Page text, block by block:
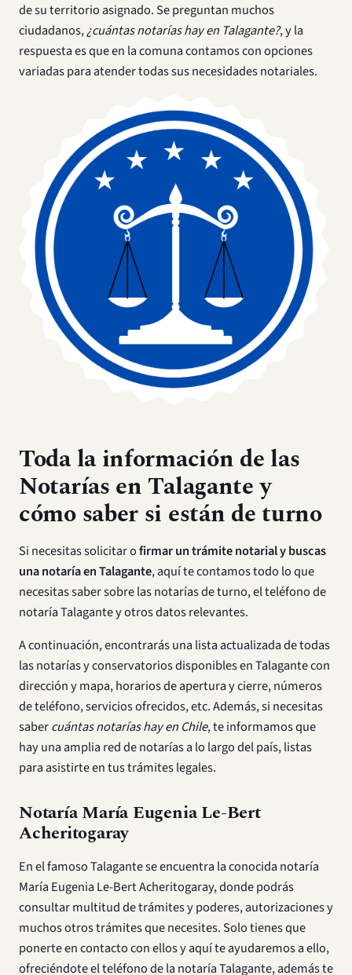
de su territorio asignado. Se preguntan muchos
ciudadanos,¿cuántas notarías hay en Talagante?, y la
respuesta es que en la comuna contamos con opciones
variadas para atender todas sus necesidades notariales.
Toda la información de las
Notarías en Talagantey
cómo saber si están de turno
Si necesitas solicitar ofirmar un trámite notarial y buscas
una notaría en Talagante, aquí te contamos todo lo que
necesitas saber sobre las notarías de turno, el teléfono de
notaría Talagante y otros datos relevantes.
A continuación, encontrarás una lista actualizada de todas
las notarías y conservatorios disponibles en Talagante con
dirección y mapa, horarios de apertura y cierre, números
de teléfono, servicios ofrecidos, etc. Además, si necesitas
sabercuántas notarías hay en Chile, te informamos que
hay una amplia red de notarías a lo largo del país, listas
para asistirte en tus trámites legales.
Notaría María Eugenia Le-Bert
Acheritogaray
En el famoso Talagante se encuentra la conocida notaría
María Eugenia Le-Bert Acheritogaray, donde podrás
consultar multitud de trámites y poderes, autorizaciones y
muchos otros trámites que necesites. Solo tienes que
ponerte en contacto con ellos y aquí te ayudaremos a ello,
ofreciéndote el teléfono de la notaría Talagante, además te